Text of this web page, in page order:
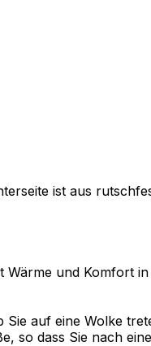
ist aus
Wärme und Komfort
auf eine Wolke
so dass Sie nach